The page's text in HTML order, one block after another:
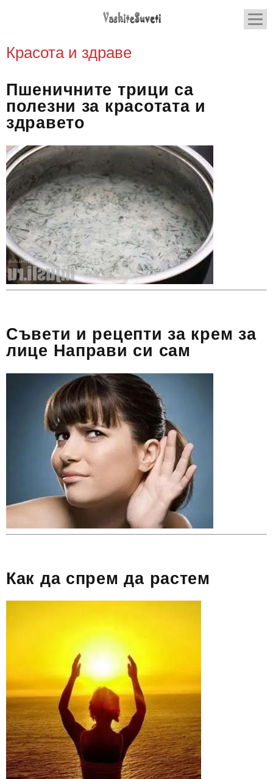
Красота и здраве
Пшеничните трици са
полезни за красотата и
здравето
Съвети и рецепти за крем за
лице Направи си сам
Как да спрем да растем